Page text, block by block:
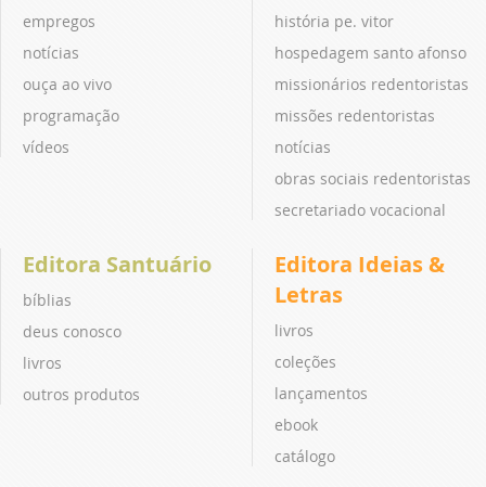
empregos
notícias
ouça ao vivo
programação
vídeos
história pe. vitor
hospedagem santo afonso
missionários redentoristas
missões redentoristas
notícias
obras sociais redentoristas
secretariado vocacional
Editora Santuário
bíblias
deus conosco
livros
outros produtos
Editora Ideias &
Letras
livros
coleções
lançamentos
ebook
catálogo